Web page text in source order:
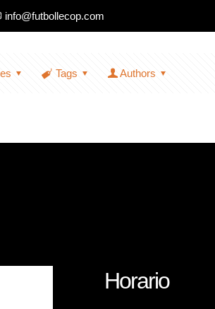
info@futbollecop.com
Tags Authors
Horario